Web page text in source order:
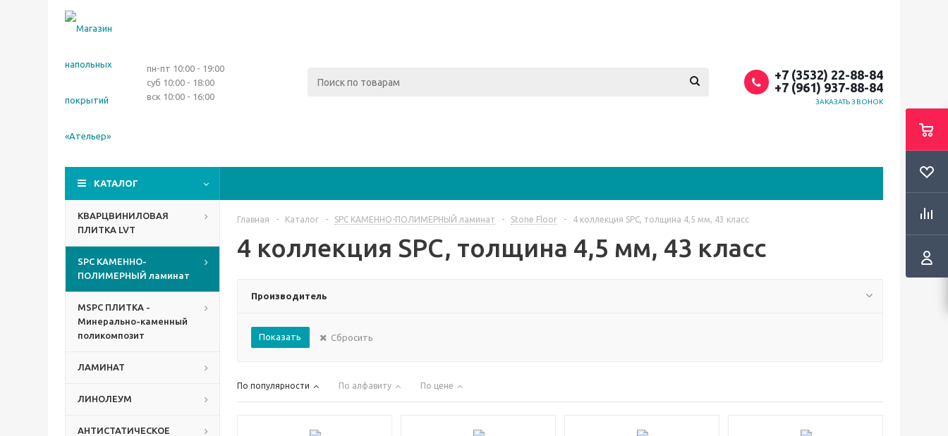
пн-пт 10:00 - 19:00
суб 10:00 - 18:00
вск 10:00 - 16:00
+7 (3532) 22-88-84
+7 (961) 937-88-84
ЗАКАЗАТЬ ЗВОНОК
КАТАЛОГ
КВАРЦВИНИЛОВАЯ
ПЛИТКА LVT
SPC КАМЕННО-
ПОЛИМЕРНЫЙ ламинат
MSPC ПЛИТКА -
Минерально-каменный
поликомпозит
ЛАМИНАТ
ЛИНОЛЕУМ
АНТИСТАТИЧЕСКОЕ
Главная - Каталог - SPC КАМЕННО-ПОЛИМЕРНЫЙ ламинат - Stone Floor - 4 коллекция SPC, толщина 4,5 мм, 43 класс
4 коллекция SPC, толщина 4,5 мм, 43 класс
Производитель
Показать Сбросить
По популярности По алфавиту По цене